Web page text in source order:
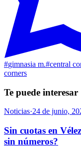
#gimnasia m.#central
corners
Te puede interesar
Noticias·24 de junio,
Sin cuotas en
sin números?